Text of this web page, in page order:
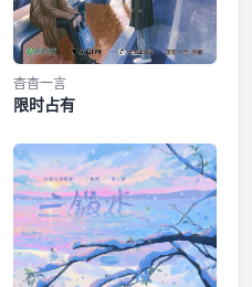
杳杳一言
限时占有